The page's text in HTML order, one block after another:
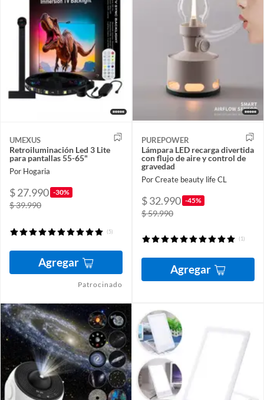
UMEXUS
Retroiluminación Led 3 Lite
para pantallas 55-65"
Por Hogaria
$ 27.990 -30%
$ 39.990
(5)
Agregar
Patrocinado
PUREPOWER
Lámpara LED recarga divertida
con flujo de aire y control de
gravedad
Por Create beauty life CL
$ 32.990 -45%
$ 59.990
(1)
Agregar